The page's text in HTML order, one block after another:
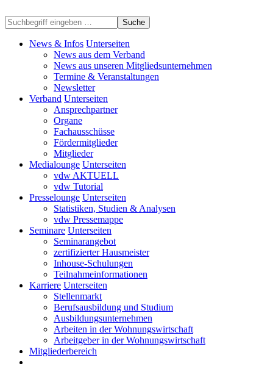
Suche
News & Infos Unterseiten
News aus dem Verband
News aus unseren Mitgliedsunternehmen
Termine & Veranstaltungen
Newsletter
Verband Unterseiten
Ansprechpartner
Organe
Fachausschüsse
Fördermitglieder
Mitglieder
Medialounge Unterseiten
vdw AKTUELL
vdw Tutorial
Presselounge Unterseiten
Statistiken, Studien & Analysen
vdw Pressemappe
Seminare Unterseiten
Seminarangebot
zertifizierter Hausmeister
Inhouse-Schulungen
Teilnahmeinformationen
Karriere Unterseiten
Stellenmarkt
Berufsausbildung und Studium
Ausbildungsunternehmen
Arbeiten in der Wohnungswirtschaft
Arbeitgeber in der Wohnungswirtschaft
Mitgliederbereich